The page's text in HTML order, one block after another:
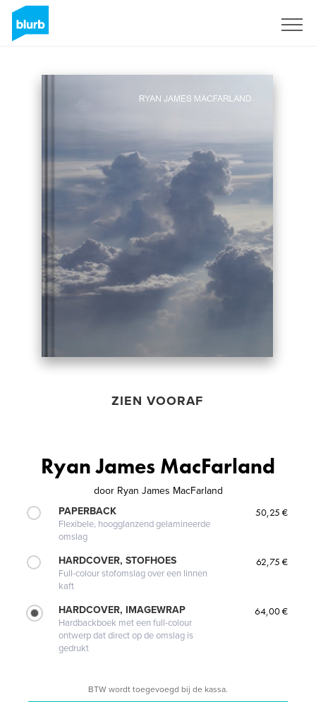
ZIEN VOORAF
Ryan James MacFarland
door Ryan James MacFarland
PAPERBACK
Flexibele, hoogglanzend gelamineerde
omslag
50,25 €
HARDCOVER, STOFHOES
Full-colour stofomslag over een linnen
kaft
62,75 €
HARDCOVER, IMAGEWRAP
Hardbackboek met een full-colour
ontwerp dat direct op de omslag is
gedrukt
64,00 €
BTW wordt toegevoegd bij de kassa.